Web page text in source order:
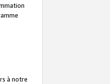
à notre